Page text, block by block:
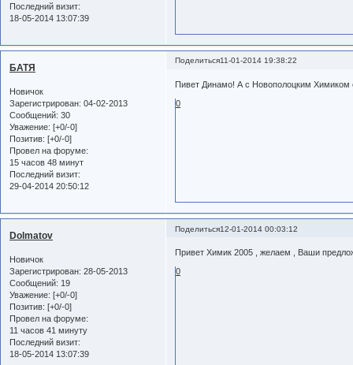
Последний визит:
18-05-2014 13:07:39
Поделиться11-01-2014 19:38:22
БАТЯ
Новичок
Зарегистрирован: 04-02-2013
Сообщений: 30
Уважение: [+0/-0]
Позитив: [+0/-0]
Провел на форуме:
15 часов 48 минут
Последний визит:
29-04-2014 20:50:12
Пивет Динамо! А с Новополоцким Химиком
0
Поделиться12-01-2014 00:03:12
Dolmatov
Новичок
Зарегистрирован: 28-05-2013
Сообщений: 19
Уважение: [+0/-0]
Позитив: [+0/-0]
Провел на форуме:
11 часов 41 минуту
Последний визит:
18-05-2014 13:07:39
Привет Химик 2005 , желаем , Ваши
0